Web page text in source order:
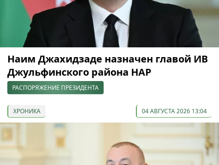
Наим Джахидзаде назначен главой ИВ
Джульфинского района НАР
РАСПОРЯЖЕНИЕ ПРЕЗИДЕНТА
ХРОНИКА 04 АВГУСТА 2026 13:04